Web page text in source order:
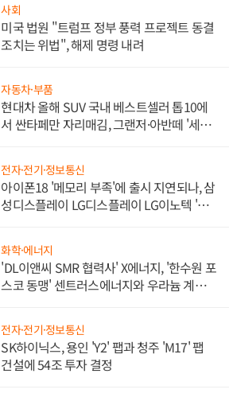
사회
미국 법원 "트럼프 정부 풍력 프로젝트 동결
조치는 위법", 해제 명령 내려
자동차·부품
현대차 올해 SUV 국내 베스트셀러 톱10에
서 싼타페만 자리매김, 그랜저·아반떼 '세단
전자·전기·정보통신
아이폰18 '메모리 부족'에 출시 지연되나, 삼
성디스플레이 LG디스플레이 LG이노텍 '탈
화학·에너지
'DL이앤씨 SMR 협력사' X에너지, '한수원 포
스코 동맹' 센트러스에너지와 우라늄 계약
전자·전기·정보통신
SK하이닉스, 용인 'Y2' 팹과 청주 'M17' 팹
건설에 54조 투자 결정